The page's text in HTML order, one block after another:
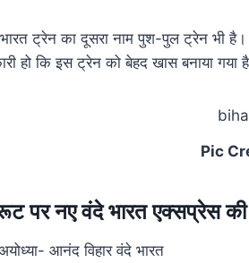
ट्रेन का दूसरा नाम पुश-पुल ट्रेन भी
हो कि इस ट्रेन को बेहद खास बनाया गया
Pic
पर नए वंदे भारत एक्सप्रेस
आनंद विहार वंदे भारत